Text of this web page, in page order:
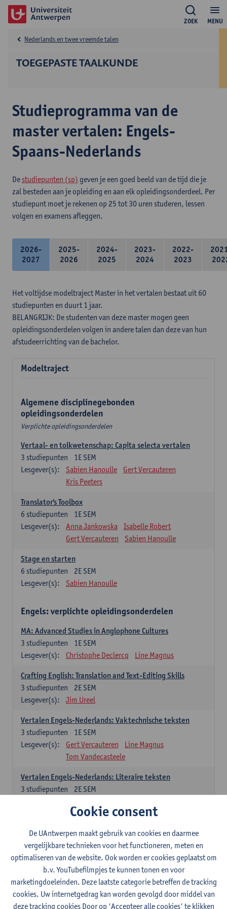
MENU
ZOEK
TOEGEPASTE TAALKUNDE
Nederlands en twee vreemde talen
Studieprogramma van de
master vertalen: Engels-
Spaans-Nederlands
De studiepunten (sp) geven je een goed beeld van de tijd die je
zal besteden aan je opleiding en aan elk opleidingsonderdeel. Per
studiepunt moet je rekenen op 25 tot 30 uren studeren, lessen
volgen en examens afleggen.
2026-
2027
2025-
2026
2024-
2025
2023-
2024
2022-
2023
Het voltijdse modeltraject Master in het vertalen bestaat uit 60
studiepunten en duurt 1 jaar.
BELANGRIJK: De studenten van deze master mogen geen
opleidingsonderdelen volgen in andere talen dan deze van hun
afstudeerrichting van de bachelor.
Modeltraject
Algemene disciplinegebonden
opleidingsonderdelen
Verplichte opleidingsonderdelen
Vertaal- en tolkwetenschap: Capita selecta vertalen
1E SEM
3 studiepunten
Lesgever(s):
Sabien Hanoulle
Gert Vercauteren
Kris Peeters
Translator's Toolbox
1E SEM
6 studiepunten
Lesgever(s):
Anna Jankowska
Isabelle Robert
Gert Vercauteren
Sabien Hanoulle
Stage en starten
2E SEM
6 studiepunten
Lesgever(s):
Sabien Hanoulle
Engels: verplichte opleidingsonderdelen
MA: Advanced Studies in Anglophone Cultures
1E SEM
3 studiepunten
Lesgever(s):
Christophe Declercq Line Magnus
Crafting English: Translation and Text-Editing Skills
2E SEM
3 studiepunten
Lesgever(s):
Jim Ureel
Vertalen Engels-Nederlands: Vaktechnische teksten
1E SEM
3 studiepunten
Lesgever(s):
Gert Vercauteren
Line Magnus
Tom Vandecasteele
Vertalen Engels-Nederlands: Literaire teksten
2E SEM
3 studiepunten
Spaans: verplichte opleidingsonderdelen
El concepto de revolución en Hispanoamérica (siglos XX-
XXI)
1E SEM
studiepunten
Lesgever(s):
Rafael Pedemonte
Vertalen Spaans-Nederlands: Juridische en economische
Cookie consent
De UAntwerpen maakt gebruik van cookies en daarmee
vergelijkbare technieken voor het functioneren, meten en
optimaliseren van de website. Ook worden er cookies geplaatst om
b.v. YouTubefilmpjes te kunnen tonen en voor
marketingdoeleinden. Deze laatste categorie betreffen de tracking
cookies. Uw internetgedrag kan worden gevolgd door middel van
deze tracking cookies Door op 'Accepteer alle cookies' te klikken